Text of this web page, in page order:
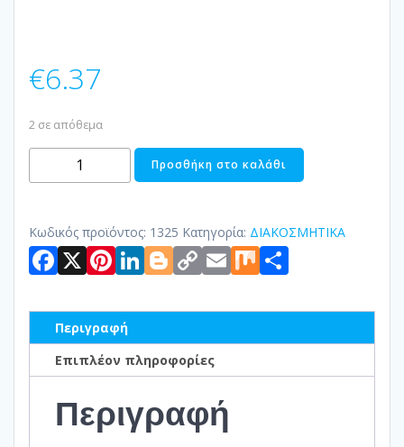
€6.37
2 σε απόθεμα
ΔΙΑΚΟΣΜΗΤΙΚΟΣ
ΛΑΓΟΣ
ποσότητα
Προσθήκη στο καλάθι
Κωδικός προϊόντος: 1325 Κατηγορία: ΔΙΑΚΟΣΜΗΤΙΚΑ
Facebook
X Pinterest
LinkedIn
Blogger
Copy
Link
Email
Mix
Περιγραφή
Επιπλέον πληροφορίες
Περιγραφή